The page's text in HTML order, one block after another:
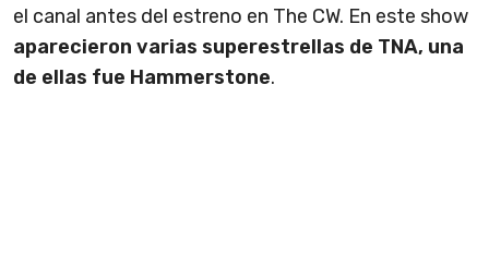
el canal antes del estreno en The CW. En este show
aparecieron varias superestrellas de TNA, una
de ellas fue Hammerstone.